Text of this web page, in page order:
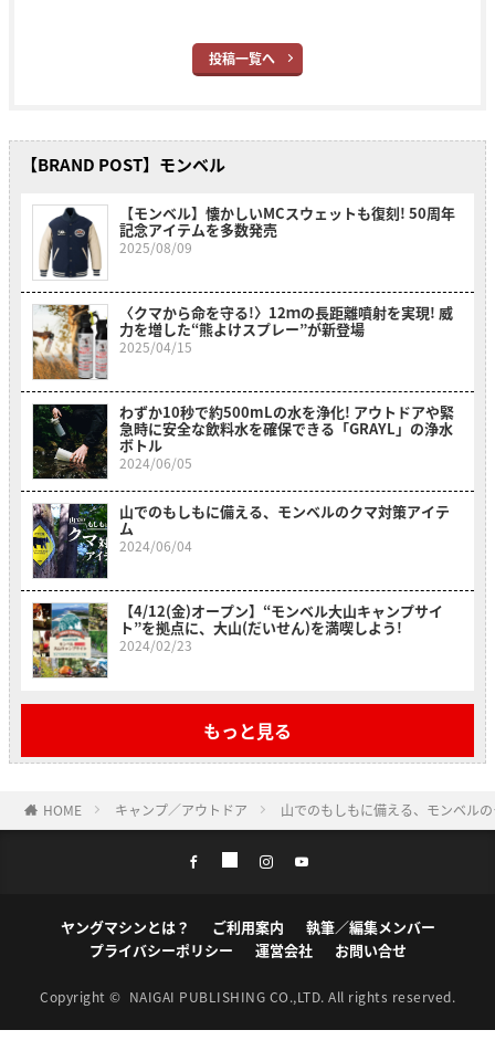
投稿一覧へ
【BRAND POST】モンベル
【モンベル】懐かしいMCスウェットも復刻! 50周年
記念アイテムを多数発売
2025/08/09
〈クマから命を守る!〉12ｍの長距離噴射を実現! 威
力を増した“熊よけスプレー”が新登場
2025/04/15
わずか10秒で約500mLの水を浄化! アウトドアや緊
急時に安全な飲料水を確保できる「GRAYL」の浄水
ボトル
2024/06/05
山でのもしもに備える、モンベルのクマ対策アイテ
ム
2024/06/04
【4/12(金)オープン】“モンベル大山キャンプサイ
ト”を拠点に、大山(だいせん)を満喫しよう!
2024/02/23
もっと見る
HOME キャンプ／アウトドア 山でのもしもに備える、モンベル
ヤングマシンとは？ ご利用案内
執筆／編集メンバー
プライバシーポリシー
運営会社 お問い合せ
Copyright © NAIGAI PUBLISHING CO.,LTD. All rights reserved.